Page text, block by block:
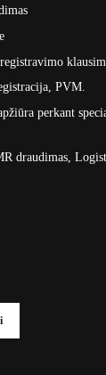
PVM.
perkant
draudimas,